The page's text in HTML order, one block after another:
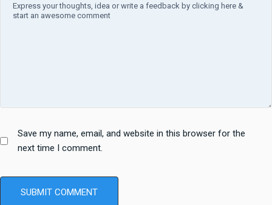
Save my name, email, and website in this browser for the
next time I comment.